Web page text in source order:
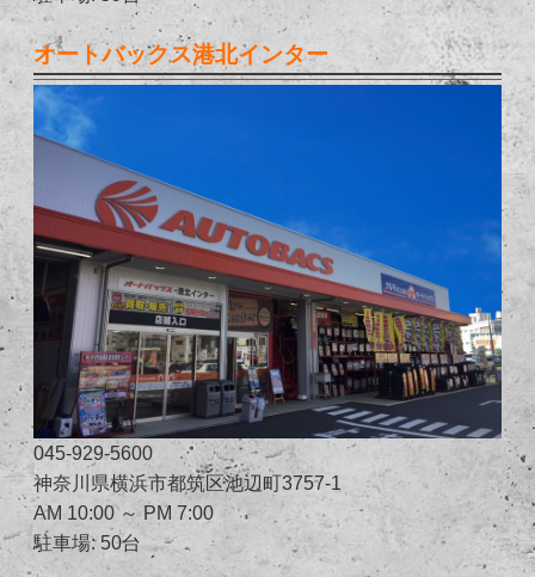
オートバックス港北インター
045-929-5600
神奈川県横浜市都筑区池辺町3757-1
AM 10:00 ～ PM 7:00
駐車場: 50台